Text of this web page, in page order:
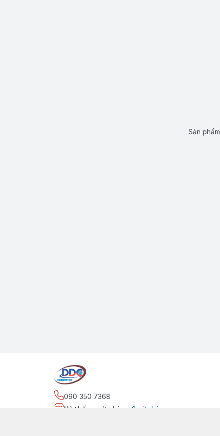
Sản
090 350 7368
Hệ thống cửa hàng
:2
cửa hàng